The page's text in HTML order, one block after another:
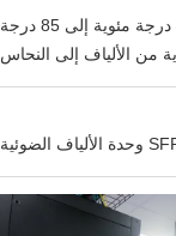
محول الوسائط الصناعية بدرجة حرارة واسعة: -40 درجة مئوية إلى 85 درجة
من الألياف إلى النحاس